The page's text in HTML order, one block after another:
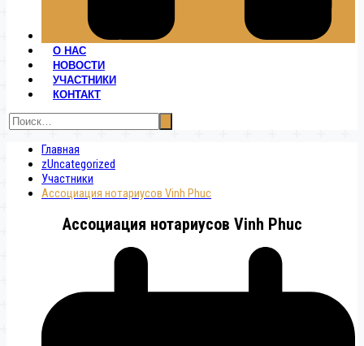
О НАС
НОВОСТИ
УЧАСТНИКИ
КОНТАКТ
Главная
zUncategorized
Участники
Ассоциация нотариусов Vinh Phuc
Ассоциация нотариусов Vinh Phuc